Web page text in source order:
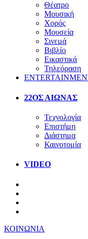
Θέατρο
Μουσική
Χορός
Μουσεία
Σινεμά
Βιβλίο
Εικαστικά
Τηλεόραση
22ΟΣ ΑΙΩΝΑΣ
Τεχνολογία
Επιστήμη
Διάστημα
Καινοτομία
VIDEO
ΚΟΙΝΩΝΙΑ